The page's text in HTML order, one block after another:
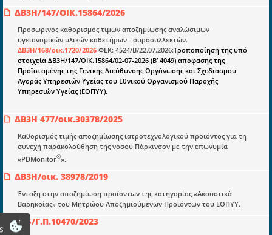
ΔΒ3H/147/ΟΙΚ.15864/2026
Προσωρινός καθορισμός τιμών αποζημίωσης αναλώσιμων
υγειονομικών υλικών καθετήρων - ουροσυλλεκτών.
ΔΒ3Η/168/οικ.1720/2026 ΦΕΚ: 4524/Β/22.07.2026:Τροποποίηση της υπό
στοιχεία ΔΒ3Η/147/ΟΙΚ.15864/02-07-2026 (Β’ 4049) απόφασης της
Προϊσταμένης της Γενικής Διεύθυνσης Οργάνωσης και Σχεδιασμού
Αγοράς Υπηρεσιών Υγείας του Εθνικού Οργανισμού Παροχής
Υπηρεσιών Υγείας (ΕΟΠΥΥ).
ΔΒ3Η 477/οικ.30378/2025
Καθορισμός τιμής αποζημίωσης ιατροτεχνολογικού προϊόντος για τη
συνεχή παρακολούθηση της νόσου Πάρκινσον με την επωνυμία
«PDMonitor®».
ΔΒ3Η/οικ. 38978/2019
Ένταξη στην αποζημίωση προϊόντων της κατηγορίας «Ακουστικά
Βαρηκοΐας» του Μητρώου Αποζημιούμενων Προϊόντων του ΕΟΠΥΥ.
A1β/Γ.Π.10470/2023
Νόμοι και προεδρικά διατάγματα
Υπουργικές αποφάσεις
Νομολογία και Γνωμοδοτήσεις ΝΣΚ
Πληροφορίες
Εγγραφή
Οδηγίες Εγγραφής
Βοηθός Αναζήτησης
Οροι χρησης ιστοτοπου